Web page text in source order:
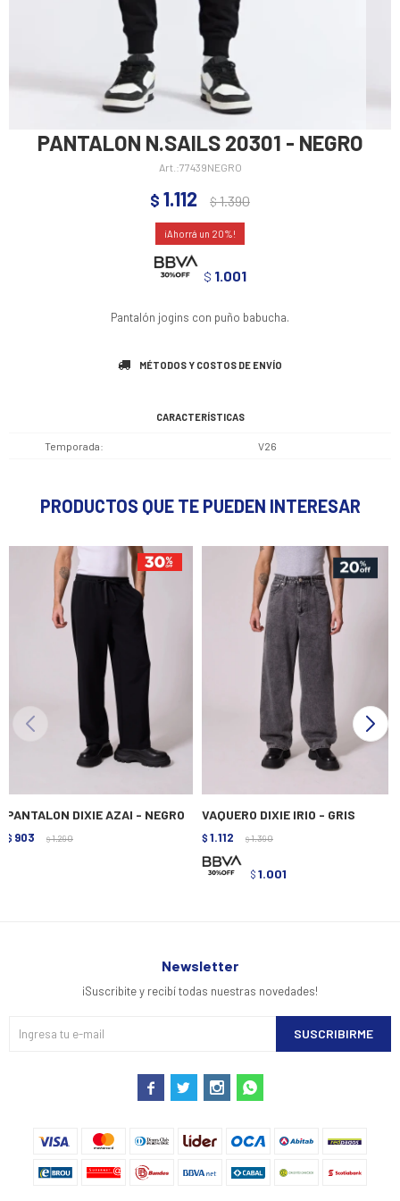
PANTALON N.SAILS 20301 - NEGRO
77439NEGRO
$ 1.112 $1.390
20
$ 1.001
Pantalón jogins con puño babucha.
MÉTODOS Y COSTOS DE ENVÍO
CARACTERÍSTICAS
Temporada V26
PRODUCTOS QUE TE PUEDEN INTERESAR
PANTALON DIXIE AZAI - NEGRO
$ 903 $ 1.290
VAQUERO DIXIE IRIO - GRIS
$ 1.112 $ 1.390
$ 1.001
Newsletter
¡Suscribite y recibí todas nuestras novedades!
SUSCRIBIRME
   